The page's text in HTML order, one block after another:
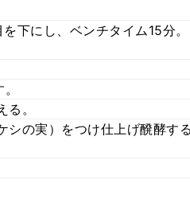
下にし、ベンチタイム15分
。
シの実）をつけ仕上げ醗酵す